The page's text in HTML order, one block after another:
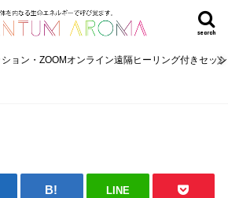
search
ョン・ZOOMオンライン遠隔ヒーリング付きセッ
LINE